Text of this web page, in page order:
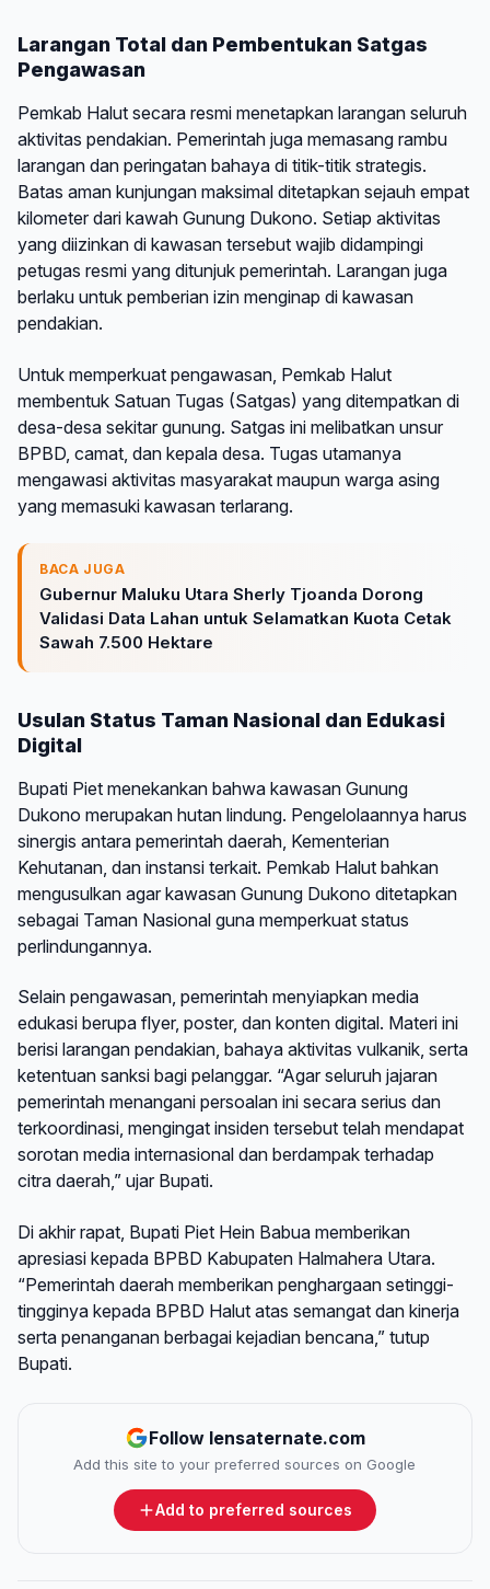
Larangan Total dan Pembentukan Satgas
Pengawasan
Pemkab Halut secara resmi menetapkan larangan seluruh
aktivitas pendakian. Pemerintah juga memasang rambu
larangan dan peringatan bahaya di titik-titik strategis.
Batas aman kunjungan maksimal ditetapkan sejauh empat
kilometer dari kawah Gunung Dukono. Setiap aktivitas
yang diizinkan di kawasan tersebut wajib didampingi
petugas resmi yang ditunjuk pemerintah. Larangan juga
berlaku untuk pemberian izin menginap di kawasan
pendakian.
Untuk memperkuat pengawasan, Pemkab Halut
membentuk Satuan Tugas (Satgas) yang ditempatkan di
desa-desa sekitar gunung. Satgas ini melibatkan unsur
BPBD, camat, dan kepala desa. Tugas utamanya
mengawasi aktivitas masyarakat maupun warga asing
yang memasuki kawasan terlarang.
BACA JUGA
Gubernur Maluku Utara Sherly Tjoanda Dorong
Validasi Data Lahan untuk Selamatkan Kuota Cetak
Sawah 7.500 Hektare
Usulan Status Taman Nasional dan Edukasi
Digital
Bupati Piet menekankan bahwa kawasan Gunung
Dukono merupakan hutan lindung. Pengelolaannya harus
sinergis antara pemerintah daerah, Kementerian
Kehutanan, dan instansi terkait. Pemkab Halut bahkan
mengusulkan agar kawasan Gunung Dukono ditetapkan
sebagai Taman Nasional guna memperkuat status
perlindungannya.
Selain pengawasan, pemerintah menyiapkan media
edukasi berupa flyer, poster, dan konten digital. Materi ini
berisi larangan pendakian, bahaya aktivitas vulkanik, serta
ketentuan sanksi bagi pelanggar. “Agar seluruh jajaran
pemerintah menangani persoalan ini secara serius dan
terkoordinasi, mengingat insiden tersebut telah mendapat
sorotan media internasional dan berdampak terhadap
citra daerah,” ujar Bupati.
Di akhir rapat, Bupati Piet Hein Babua memberikan
apresiasi kepada BPBD Kabupaten Halmahera Utara.
“Pemerintah daerah memberikan penghargaan setinggi-
tingginya kepada BPBD Halut atas semangat dan kinerja
serta penanganan berbagai kejadian bencana,” tutup
Bupati.
Follow lensaternate.com
Add this site to your preferred sources on Google
Add to preferred sources